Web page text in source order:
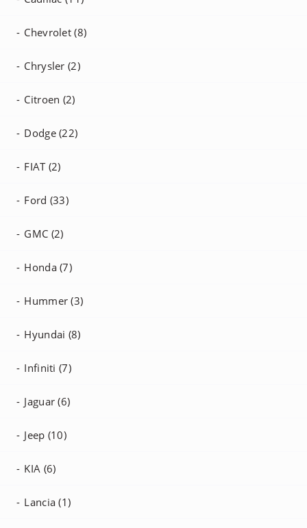
Chevrolet (8)
Chrysler (2)
Citroen (2)
Dodge (22)
FIAT (2)
Ford (33)
GMC (2)
Honda (7)
Hummer (3)
Hyundai (8)
Infiniti (7)
Jaguar (6)
Jeep (10)
KIA (6)
Lancia (1)